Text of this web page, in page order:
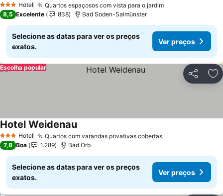
3 EstrelasHotel Quartos espaçosos com vista para o jardim
8,5 Excelente 838 Bad Soden-Salmünster
Selecione as datas para ver os preços
exatos.
Ver preços
Partilhar
Escolha popular
3 EstrelasHotel Quartos com varandas privativas cobertas
Hotel Weidenau
7,8 Boa 1.289 Bad Orb
Selecione as datas para ver os preços
exatos.
Ver preços